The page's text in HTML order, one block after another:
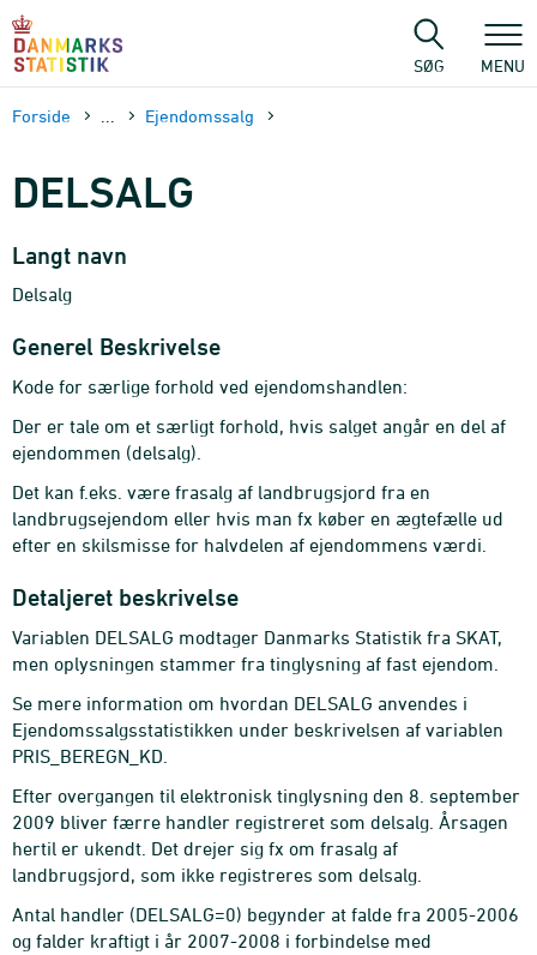
sidens
SØG MENU
Forside Ejendomssalg
DELSALG
Langt navn
Delsalg
Generel Beskrivelse
Kode for særlige forhold ved ejendomshandlen:
Der er tale om et særligt forhold, hvis salget angår en del af
ejendommen (delsalg).
Det kan f.eks. være frasalg af landbrugsjord fra en
landbrugsejendom eller hvis man fx køber en ægtefælle ud
efter en skilsmisse for halvdelen af ejendommens værdi.
Detaljeret beskrivelse
Variablen DELSALG modtager Danmarks Statistik fra SKAT,
men oplysningen stammer fra tinglysning af fast ejendom.
Se mere information om hvordan DELSALG anvendes i
Ejendomssalgsstatistikken under beskrivelsen af variablen
PRIS_BEREGN_KD.
Efter overgangen til elektronisk tinglysning den 8. september
2009 bliver færre handler registreret som delsalg. Årsagen
hertil er ukendt. Det drejer sig fx om frasalg af
landbrugsjord, som ikke registreres som delsalg.
Antal handler (DELSALG=0) begynder at falde fra 2005-2006
og falder kraftigt i år 2007-2008 i forbindelse med